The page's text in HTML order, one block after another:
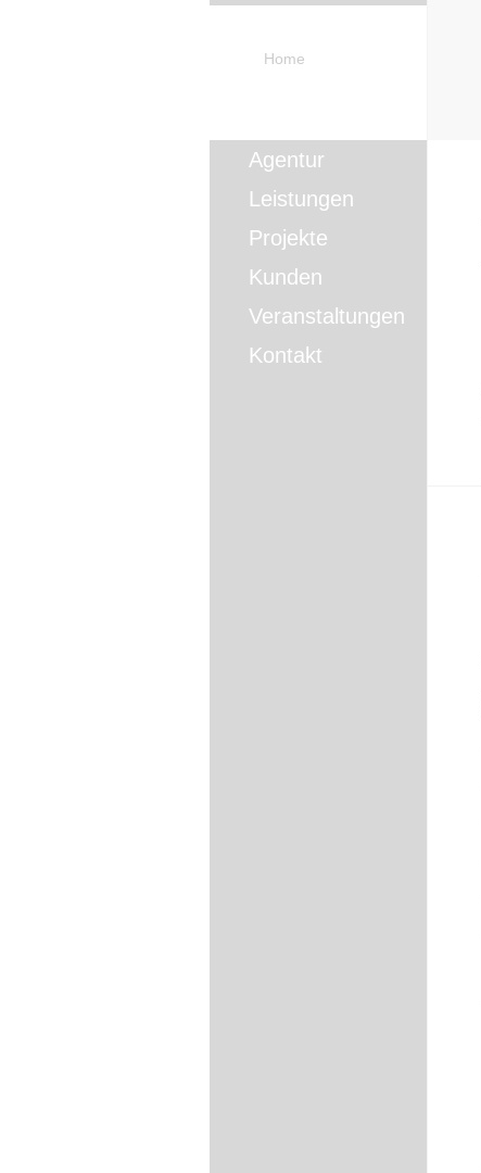
Home
Agentur
Leistungen
Projekte
Kunden
Veranstaltungen
Kontakt